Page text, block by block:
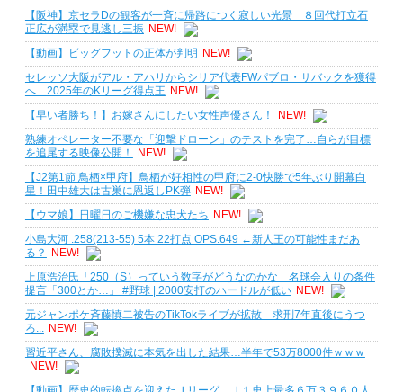
【阪神】京セラDの観客が一斉に帰路につく寂しい光景 ８回代打立石
正広が満塁で見逃し三振 NEW!
【動画】ビッグフットの正体が判明
NEW!
セレッソ大阪がアル・アハリからシリア代表FWパブロ・サバックを獲得
へ 2025年のKリーグ得点王 NEW!
【早い者勝ち！】お嫁さんにしたい女性声優さん！
NEW!
熟練オペレーター不要な「迎撃ドローン」のテストを完了…自らが目標
を追尾する映像公開！
NEW!
【J2第1節 鳥栖×甲府】鳥栖が好相性の甲府に2-0快勝で5年ぶり開幕白
星！田中雄大は古巣に恩返しPK弾 NEW!
【ウマ娘】日曜日のご機嫌な忠犬たち NEW!
小島大河 .258(213-55) 5本 22打点 OPS.649 ←新人王の可能性まだあ
る？
NEW!
上原浩治氏「250（S）っていう数字がどうなのかな」名球会入りの条件
提言「300とか…」 #野球 | 2000安打のハードルが低い NEW!
元ジャンポケ斉藤慎二被告のTikTokライブが拡散 求刑7年直後にうつ
ろ... NEW!
習近平さん、腐敗撲滅に本気を出した結果…半年で53万8000件ｗｗｗ
NEW!